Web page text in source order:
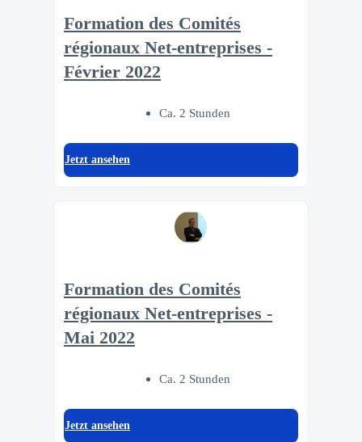
Formation des Comités
régionaux Net-entreprises -
Février 2022
Ca. 2 Stunden
Jetzt ansehen
Formation des Comités
régionaux Net-entreprises -
Mai 2022
Ca. 2 Stunden
Jetzt ansehen